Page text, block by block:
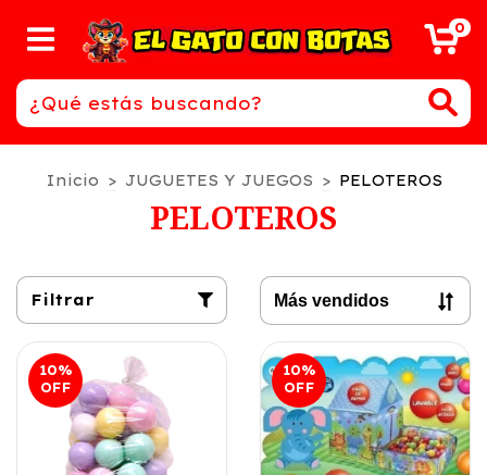
0
Inicio > JUGUETES Y JUEGOS > PELOTEROS
PELOTEROS
Filtrar
10%
OFF
10%
OFF